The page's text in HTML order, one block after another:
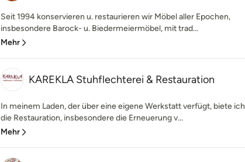
Seit 1994 konservieren u. restaurieren wir Möbel aller Epochen,
insbesondere Barock- u. Biedermeiermöbel, mit trad...
Mehr
KAREKLA Stuhflechterei & Restauration
In meinem Laden, der über eine eigene Werkstatt verfügt, biete ich
die Restauration, insbesondere die Erneuerung v...
Mehr